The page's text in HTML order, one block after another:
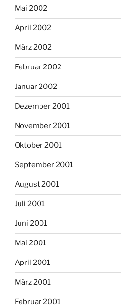
Mai 2002
April 2002
März 2002
Februar 2002
Januar 2002
Dezember 2001
November 2001
Oktober 2001
September 2001
August 2001
Juli 2001
Juni 2001
Mai 2001
April 2001
März 2001
Februar 2001